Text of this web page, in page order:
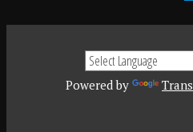
Powered by